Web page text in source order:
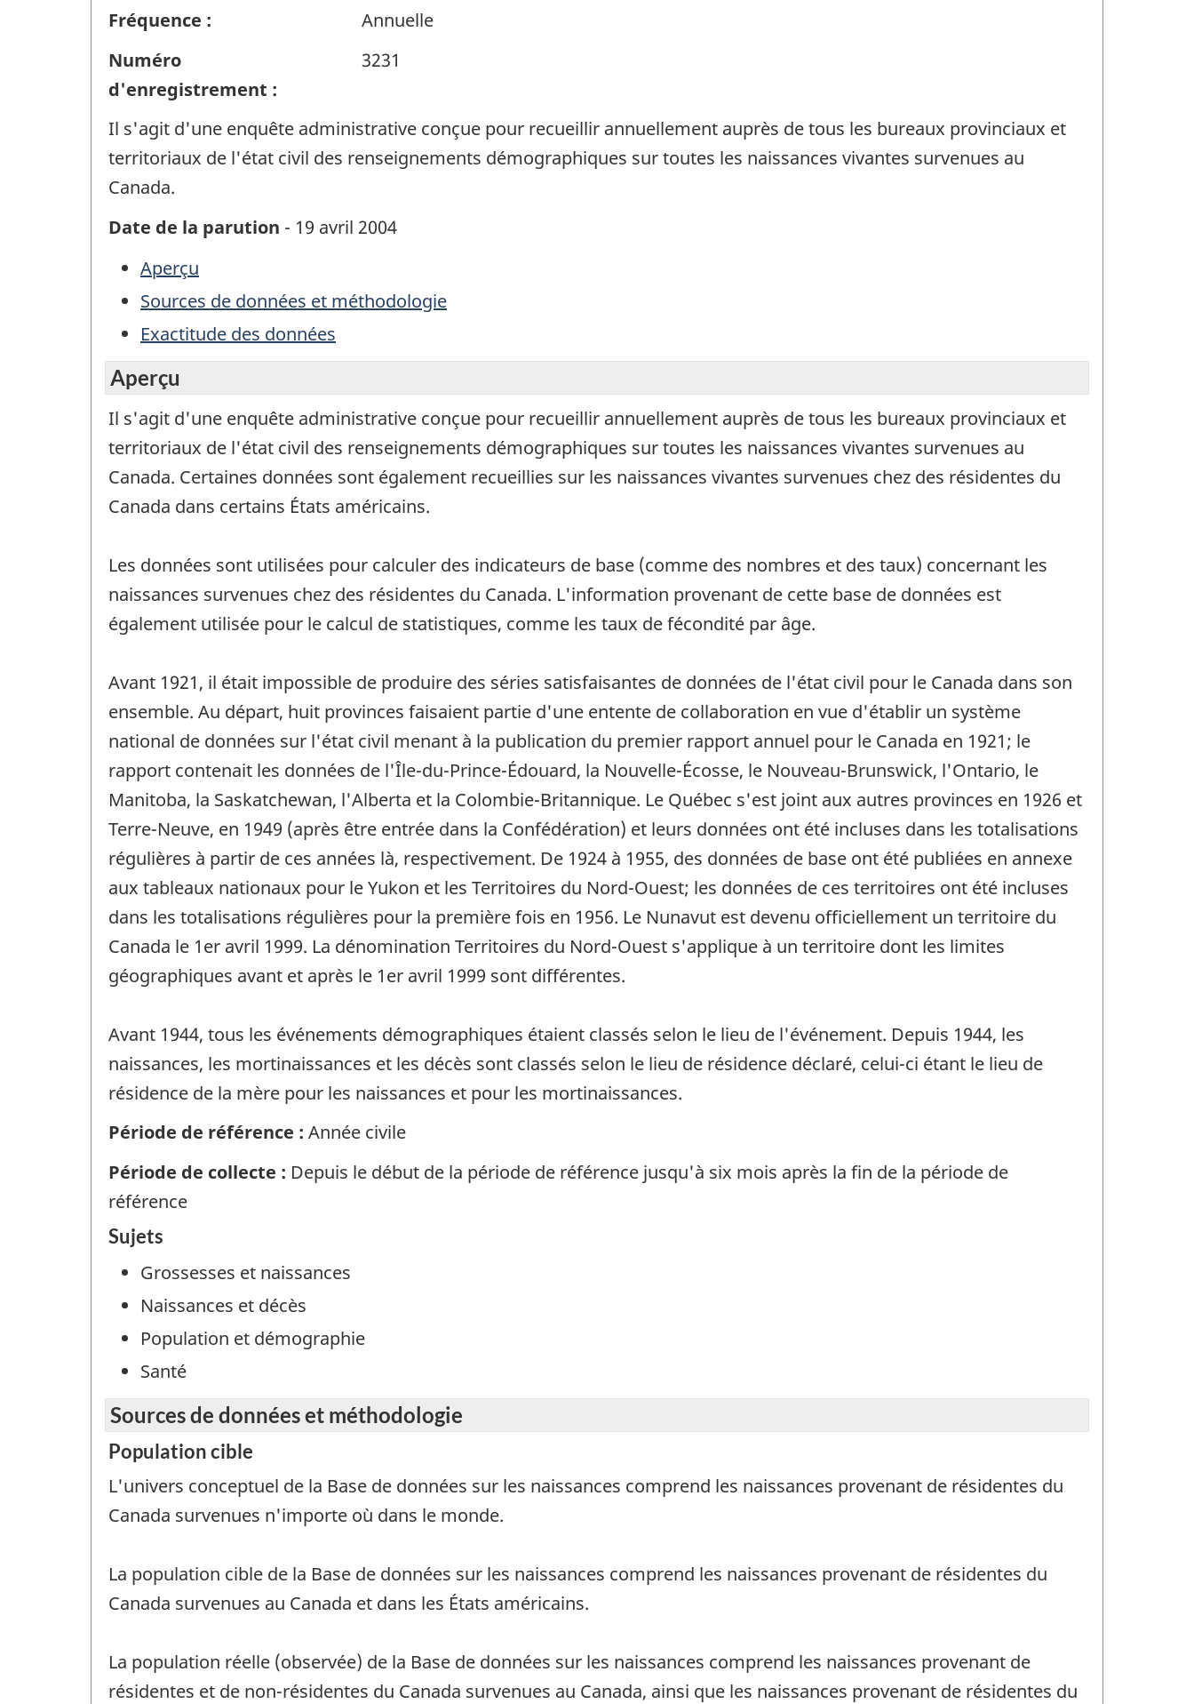
Fréquence :
Annuelle
Numéro
d'enregistrement :
3231
Il s'agit d'une enquête administrative conçue pour recueillir annuellement auprès de tous les bureaux provinciaux et
territoriaux de l'état civil des renseignements démographiques sur toutes les naissances vivantes survenues au
Canada.
Date de la parution - 19 avril 2004
Aperçu
Sources de données et méthodologie
Exactitude des données
Aperçu
Il s'agit d'une enquête administrative conçue pour recueillir annuellement auprès de tous les bureaux provinciaux et
territoriaux de l'état civil des renseignements démographiques sur toutes les naissances vivantes survenues au
Canada. Certaines données sont également recueillies sur les naissances vivantes survenues chez des résidentes du
Canada dans certains États américains.
Les données sont utilisées pour calculer des indicateurs de base (comme des nombres et des taux) concernant les
naissances survenues chez des résidentes du Canada. L'information provenant de cette base de données est
également utilisée pour le calcul de statistiques, comme les taux de fécondité par âge.
Avant 1921, il était impossible de produire des séries satisfaisantes de données de l'état civil pour le Canada dans son
ensemble. Au départ, huit provinces faisaient partie d'une entente de collaboration en vue d'établir un système
national de données sur l'état civil menant à la publication du premier rapport annuel pour le Canada en 1921; le
rapport contenait les données de l'Île-du-Prince-Édouard, la Nouvelle-Écosse, le Nouveau-Brunswick, l'Ontario, le
Manitoba, la Saskatchewan, l'Alberta et la Colombie-Britannique. Le Québec s'est joint aux autres provinces en 1926 et
Terre-Neuve, en 1949 (après être entrée dans la Confédération) et leurs données ont été incluses dans les totalisations
régulières à partir de ces années là, respectivement. De 1924 à 1955, des données de base ont été publiées en annexe
aux tableaux nationaux pour le Yukon et les Territoires du Nord-Ouest; les données de ces territoires ont été incluses
dans les totalisations régulières pour la première fois en 1956. Le Nunavut est devenu officiellement un territoire du
Canada le 1er avril 1999. La dénomination Territoires du Nord-Ouest s'applique à un territoire dont les limites
géographiques avant et après le 1er avril 1999 sont différentes.
Avant 1944, tous les événements démographiques étaient classés selon le lieu de l'événement. Depuis 1944, les
naissances, les mortinaissances et les décès sont classés selon le lieu de résidence déclaré, celui-ci étant le lieu de
résidence de la mère pour les naissances et pour les mortinaissances.
Période de référence : Année civile
Période de collecte : Depuis le début de la période de référence jusqu'à six mois après la fin de la période de
référence
Sujets
Grossesses et naissances
Naissances et décès
Population et démographie
Santé
Sources de données et méthodologie
Population cible
L'univers conceptuel de la Base de données sur les naissances comprend les naissances provenant de résidentes du
Canada survenues n'importe où dans le monde.
La population cible de la Base de données sur les naissances comprend les naissances provenant de résidentes du
Canada survenues au Canada et dans les États américains.
La population réelle (observée) de la Base de données sur les naissances comprend les naissances provenant de
résidentes et de non-résidentes du Canada survenues au Canada, ainsi que les naissances provenant de résidentes du